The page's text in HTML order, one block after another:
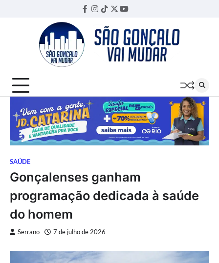
Facebook
Instagram
TikTok
TwitterYouTube
SAÚDE
Gonçalenses ganham
programação dedicada à saúde
do homem
Serrano 7 de julho de 2026